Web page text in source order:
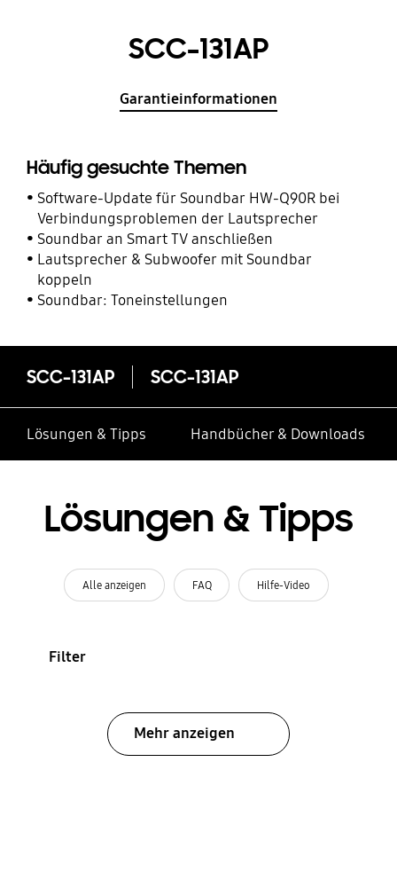
SCC-131AP
Garantieinformationen
Häufig gesuchte Themen
Software-Update für Soundbar HW-Q90R bei
Verbindungsproblemen der Lautsprecher
Soundbar an Smart TV anschließen
Lautsprecher & Subwoofer mit Soundbar
koppeln
Soundbar: Toneinstellungen
SCC-131AP SCC-131AP
Lösungen & Tipps Handbücher & Downloads
Lösungen & Tipps
Alle anzeigen FAQ Hilfe-Video
Filter
Mehr anzeigen